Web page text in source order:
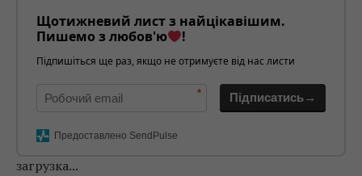
Щотижневий лист з найцікавішим.
Пишемо з любов'ю
!
Підпишіться ще раз, якщо не отримуєте від нас листи
* Підписатись→
Предоставлено SendPulse
загрузка...